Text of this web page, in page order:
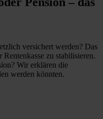
versichert werden? Das
zu stabilisieren.
Wir erklären die
werden könnten.